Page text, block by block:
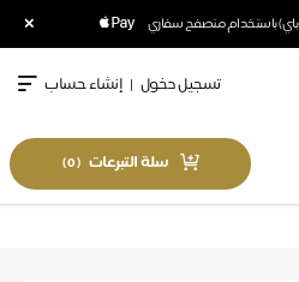
باي) باستخدام متصفح سفاري ×
تسجيل دخول | إنشاء حساب
سلة التبرعات (
0
)